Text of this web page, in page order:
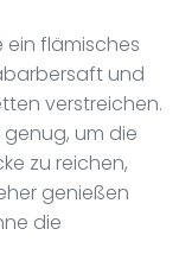
ein flämisches
und
verstreichen.
genug, um die
zu reichen,
genießen
die